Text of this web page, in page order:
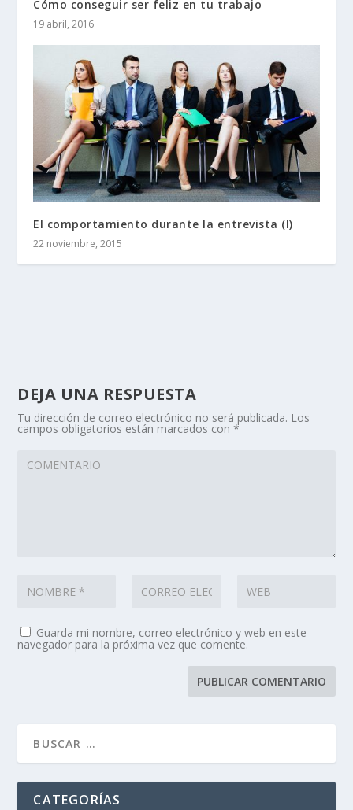
Cómo conseguir ser feliz en tu trabajo
19 abril, 2016
El comportamiento durante la entrevista (I)
22 noviembre, 2015
DEJA UNA RESPUESTA
Tu dirección de correo electrónico no será publicada. Los
campos obligatorios están marcados con*
Guarda mi nombre, correo electrónico y web en este
navegador para la próxima vez que comente.
CATEGORÍAS